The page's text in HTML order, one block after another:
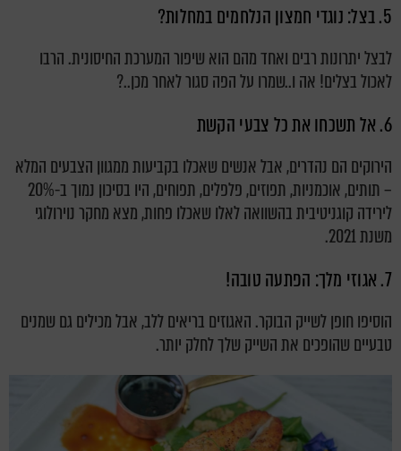
5. בצל: נוגדי חמצון הנלחמים במחלות?
לבצל יתרונות רבים ואחד מהם הוא שיפור המערכת החיסונית. הרבו
לאכול בצלים! אה ו..שמרו על הפה סגור לאחר מכן..?
6. אל תשכחו את כל צבעי הקשת
הירוקים הם נהדרים, אבל אנשים שאכלו בקביעות ממגוון הצבעים המלא
– תותים, אוכמניות, תפוזים, פלפלים, תפוחים, היו בסיכון נמוך ב-20%
לירידה קוגניטיבית בהשוואה לאלו שאכלו פחות, מצא מחקר נוירולוגי
משנת 2021.
7. אגוזי מלך: הפתעה טובה!
הוסיפו חופן לשייק הבוקר. האגוזים בריאים ללב, אבל מכילים גם שמנים
טבעיים שהופכים את השייק שלך לחלק יותר.